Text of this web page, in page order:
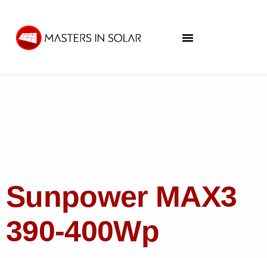
Sunpower MAX3
390-400Wp